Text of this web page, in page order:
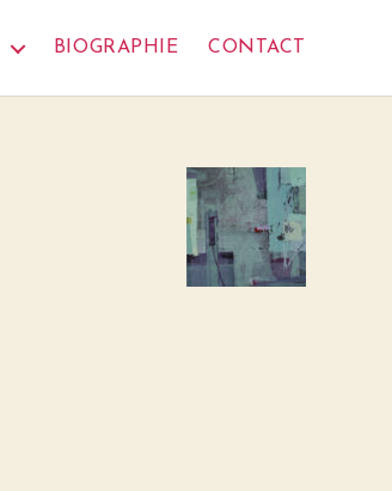
BIOGRAPHIE CONTACT